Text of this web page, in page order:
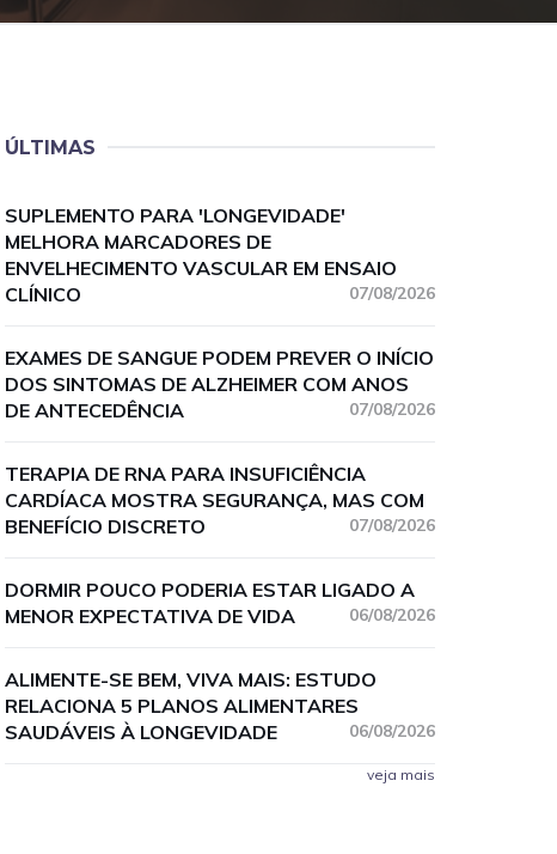
ÚLTIMAS
SUPLEMENTO PARA 'LONGEVIDADE'
MELHORA MARCADORES DE
ENVELHECIMENTO VASCULAR EM ENSAIO
CLÍNICO
07/08/2026
EXAMES DE SANGUE PODEM PREVER O INÍCIO
DOS SINTOMAS DE ALZHEIMER COM ANOS
DE ANTECEDÊNCIA
07/08/2026
TERAPIA DE RNA PARA INSUFICIÊNCIA
CARDÍACA MOSTRA SEGURANÇA, MAS COM
BENEFÍCIO DISCRETO
07/08/2026
DORMIR POUCO PODERIA ESTAR LIGADO A
MENOR EXPECTATIVA DE VIDA
06/08/2026
ALIMENTE-SE BEM, VIVA MAIS: ESTUDO
RELACIONA 5 PLANOS ALIMENTARES
SAUDÁVEIS À LONGEVIDADE
06/08/2026
veja mais